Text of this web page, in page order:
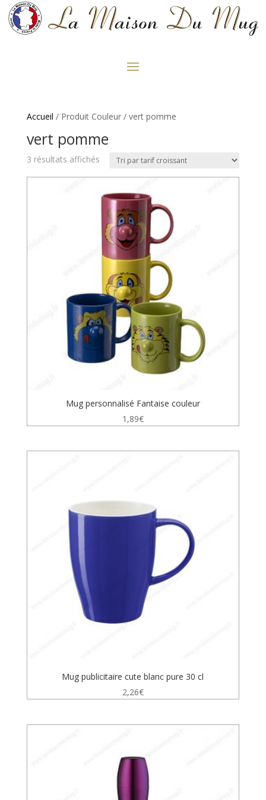
Accueil / Produit Couleur / vert pomme
vert pomme
3 résultats affichésTrié
croissant
Mug personnalisé Fantaise couleur
1,89€
Mug publicitaire cute blanc pure 30 cl
2,26€